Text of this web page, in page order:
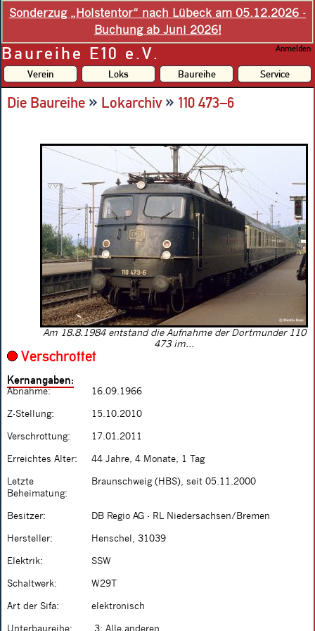
Sonderzug „Holstentor“ nach Lübeck am 05.12.2026 -
Buchung ab Juni 2026!
Baureihe E10 e.V. Anmelden
Verein Loks Baureihe Service
Die Baureihe » Lokarchiv» 110 473–6
Am 18.8.1984 entstand die Aufnahme der Dortmunder 110
473 im...
Verschrottet
Kernangaben:
Abnahme: 16.09.1966
Z-Stellung: 15.10.2010
Verschrottung: 17.01.2011
Erreichtes Alter: 44 Jahre, 4 Monate, 1 Tag
Letzte
Beheimatung:
Braunschweig (HBS), seit 05.11.2000
Besitzer: DB Regio AG - RL Niedersachsen/Bremen
Hersteller: Henschel, 31039
Elektrik: SSW
Schaltwerk: W29T
Art der Sifa: elektronisch
Unterbaureihe: .3: Alle anderen